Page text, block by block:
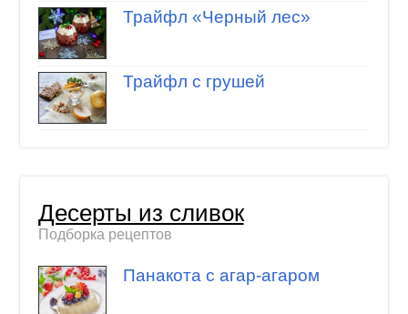
Трайфл «Черный лес»
Трайфл с грушей
Десерты из сливок
Подборка рецептов
Панакота с агар-агаром